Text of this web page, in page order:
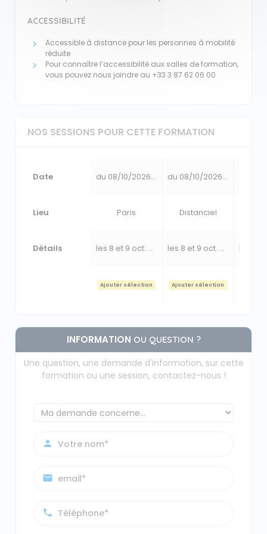
ACCESSIBILITÉ
Accessible à distance pour les personnes à mobilité
réduite
Pour connaître l’accessibilité aux salles de formation,
vous pouvez nous joindre au +33 3 87 62 06 00
NOS SESSIONS POUR CETTE FORMATION
Date
Lieu
Détails
du 08/10/2026 au 09/10/2026
Paris
les 8 et 9 oct. 2026
Ajouter sélection
du 08/10/2026 au 09/10/2026
Distanciel
les 8 et 9 oct. 2026
Ajouter sélection
INFORMATION OU QUESTION ?
Une question, une demande d'information, sur cette
formation ou une session, contactez-nous !